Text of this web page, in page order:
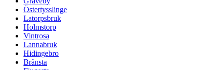
Östertysslinge
Latorpsbruk
Holmstorp
Vintrosa
Lannabruk
Hidingebro
Brånsta